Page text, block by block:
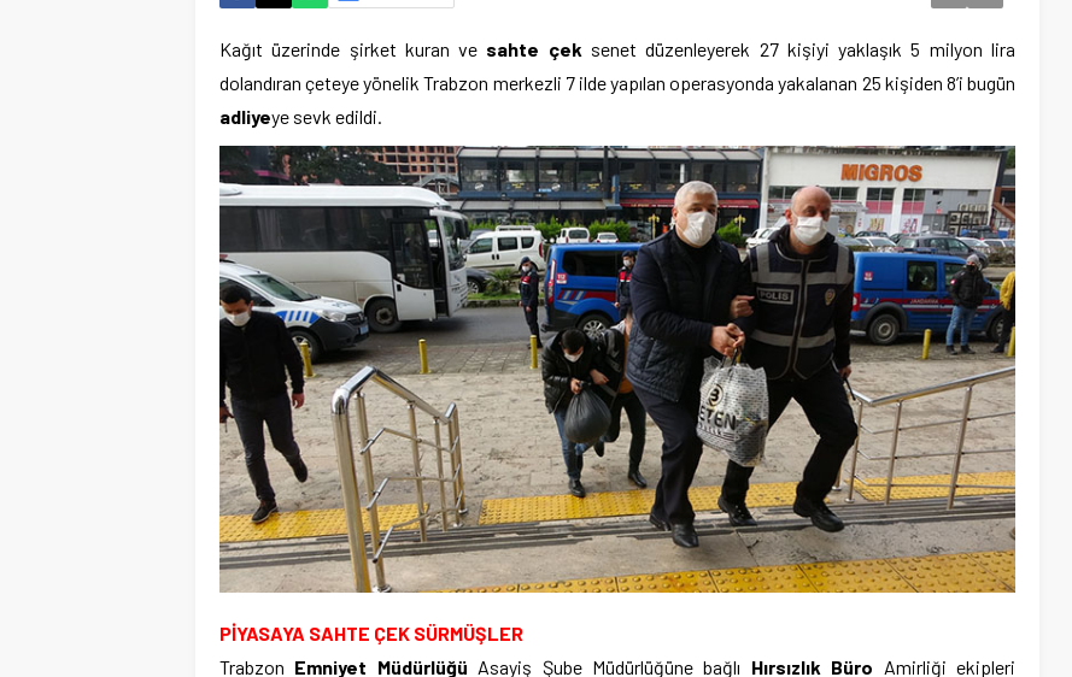
Kağıt üzerinde şirket kuran ve sahte çek senet düzenleyerek 27 kişiyi yaklaşık 5 milyon lira
dolandıran çeteye yönelik Trabzon merkezli 7 ilde yapılan operasyonda yakalanan 25 kişiden 8’i bugün
adliyeye sevk edildi.
PİYASAYA SAHTE ÇEK SÜRMÜŞLER
Trabzon Emniyet Müdürlüğü Asayiş Şube Müdürlüğüne bağlı Hırsızlık Büro Amirliği ekipleri